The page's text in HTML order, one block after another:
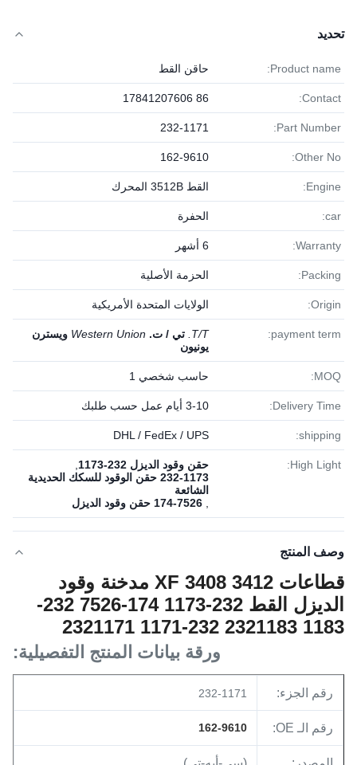
تحديد
Product name: حاقن القط
Contact:
86 17841207606
Part Number:
232-1171
Other No:
162-9610
Engine: القط 3512B المحرك
car: الحفرة
Warranty: 6 أشهر
Packing: الحزمة الأصلية
Origin: الولايات المتحدة الأمريكية
payment term:
T/T. تي / ت. Western Union ويسترن
يونيون
MOQ: حاسب شخصي 1
Delivery Time: 3-10 أيام عمل حسب طلبك
shipping:
DHL / FedEx / UPS
High Light: حقن وقود الديزل 232-1173
232-1173 حقن الوقود للسكك الحديدية
الشائعة
174-7526 حقن وقود الديزل
وصف المنتج
قطاعات XF 3408 3412 مدخنة وقود
الديزل القط 232-1173 174-7526 232-
1183 2321183 232-1171 2321171
ورقة بيانات المنتج التفصيلية:
رقم الجزء: 232-1171
رقم الـ OE: 162-9610